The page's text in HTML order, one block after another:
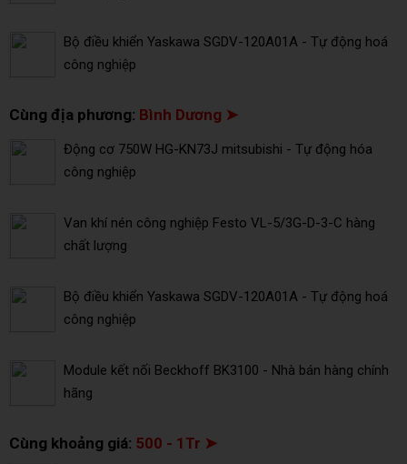
Bộ điều khiển Yaskawa SGDV-120A01A - Tự động hoá
công nghiệp
Cùng địa phương: Bình Dương ➤
Động cơ 750W HG-KN73J mitsubishi - Tự động hóa
công nghiệp
Van khí nén công nghiệp Festo VL-5/3G-D-3-C hàng
chất lượng
Bộ điều khiển Yaskawa SGDV-120A01A - Tự động hoá
công nghiệp
Module kết nối Beckhoff BK3100 - Nhà bán hàng chính
hãng
Cùng khoảng giá: 500 - 1Tr ➤